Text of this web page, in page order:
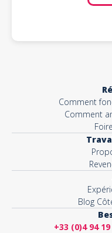
Comment
Comment
Blog
+33 (0)4 94